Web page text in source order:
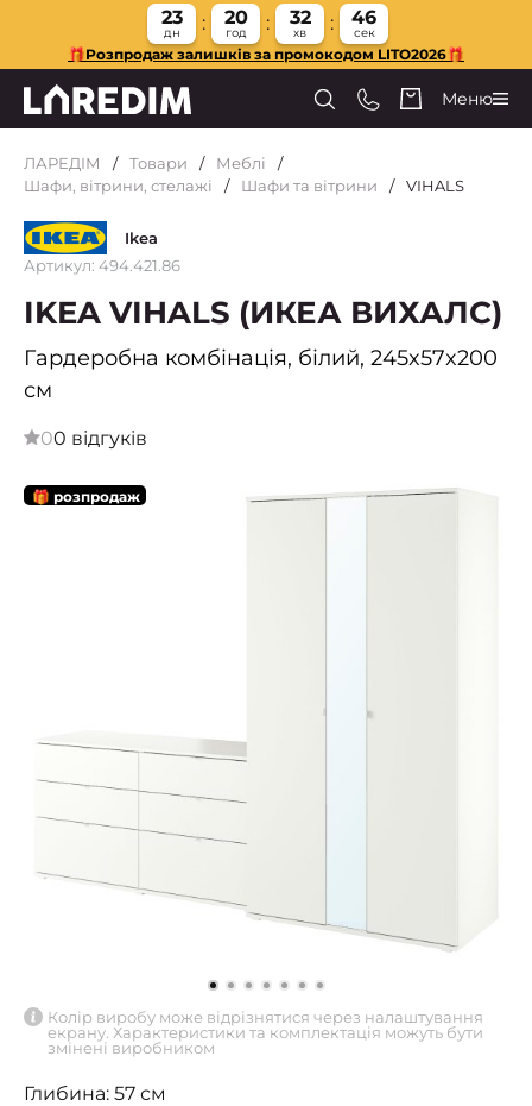
23
дн
20
год
32
хв
45
сек
🎁Розпродаж залишків за промокодом LITO2026🎁
Меню
ЛАРЕДІМ Товари
Меблі
Шафи, вітрини, стелажі
Шафи та вітрини VIHALS
Ikea
Артикул: 494.421.86
IKEA VIHALS (ИКЕА ВИХАЛС)
Гардеробна комбінація, білий, 245x57x200
см
00 відгуків
🎁 розпродаж
Колір виробу може відрізнятися через налаштування
екрану. Характеристики та комплектація можуть бути
змінені виробником
Глибина: 57 см